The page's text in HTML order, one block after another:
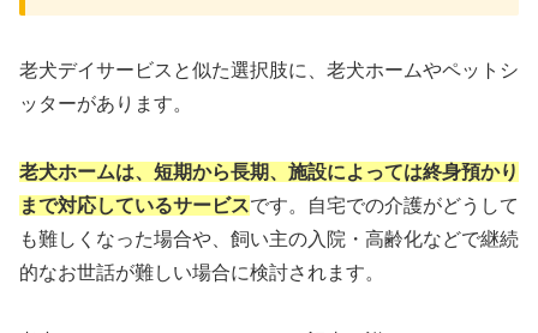
老犬デイサービスと似た選択肢に、老犬ホームやペットシ
ッターがあります。
老犬ホームは、短期から長期、施設によっては終身預かり
まで対応しているサービスです。自宅での介護がどうして
も難しくなった場合や、飼い主の入院・高齢化などで継続
的なお世話が難しい場合に検討されます。